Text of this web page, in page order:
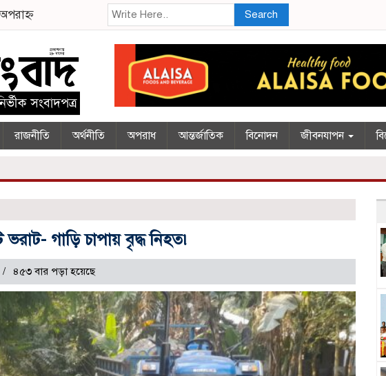
Search
রাজনীতি অর্থনীতি অপরাধ আন্তর্জাতিক বিনোদন জীবনযাপন
গাড়ি চাপায় বৃদ্ধ নিহত৷
৪৫৩ বার পড়া হয়েছে